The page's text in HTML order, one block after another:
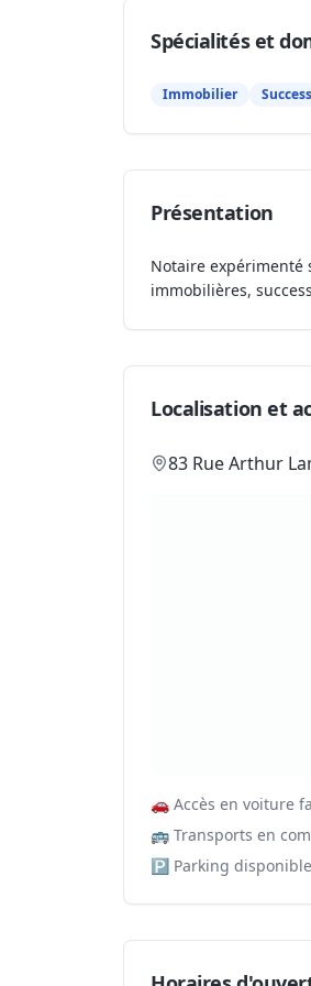
Spécialités et
Immobilier
Présentation
Notaire expérimenté
immobilières,
Localisation et
83 Rue Arthur
🚗 Accès en voiture
🚌 Transports en
🅿️ Parking disponible